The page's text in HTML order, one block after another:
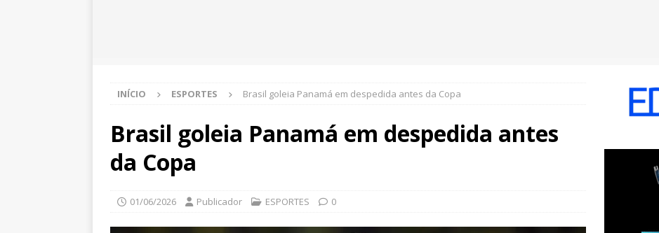
INÍCIO ESPORTES Brasil goleia Panamá em despedida antes da Copa
Brasil goleia Panamá em despedida antes
da Copa
01/06/2026 Publicador ESPORTES 0